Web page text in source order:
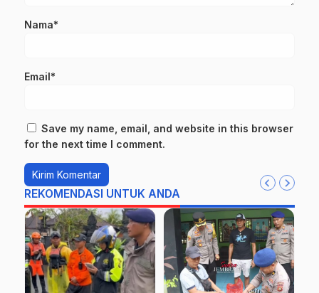
Nama*
Email*
Save my name, email, and website in this browser
for the next time I comment.
REKOMENDASI UNTUK ANDA